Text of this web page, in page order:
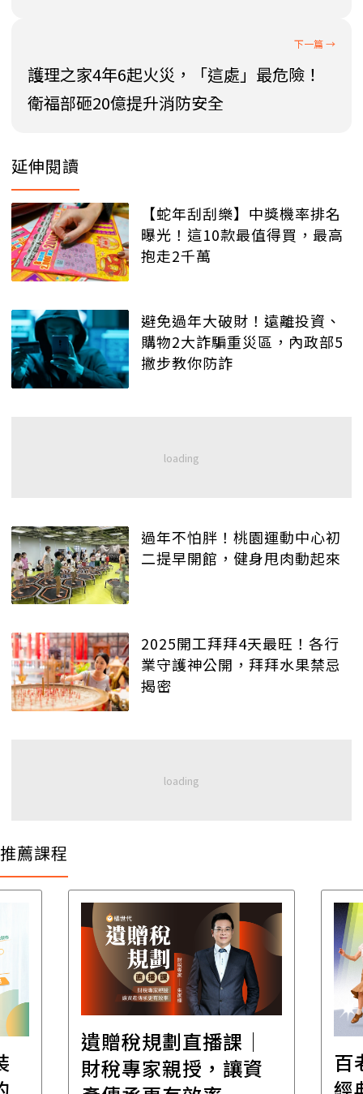
護理之家4年6起火災，「這處」最危險！
衛福部砸20億提升消防安全
延伸閱讀
【蛇年刮刮樂】中獎機率排名
曝光！這10款最值得買，最高
抱走2千萬
避免過年大破財！遠離投資、
購物2大詐騙重災區，內政部5
撇步教你防詐
過年不怕胖！桃園運動中心初
二提早開館，健身甩肉動起來
2025開工拜拜4天最旺！各行
業守護神公開，拜拜水果禁忌
揭密
推薦課程
遺贈稅規劃直播課│
財稅專家親授，讓資
百